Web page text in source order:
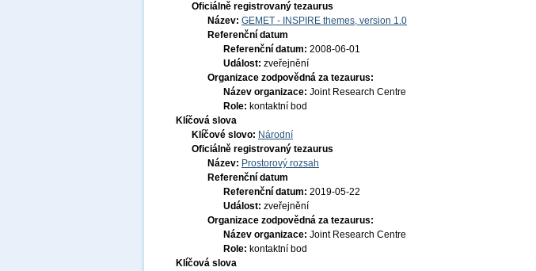
Oficiálně registrovaný tezaurus
Název: GEMET - INSPIRE themes, version 1.0
Referenční datum
Referenční datum: 2008-06-01
Událost: zveřejnění
Organizace zodpovědná za tezaurus:
Název organizace: Joint Research Centre
Role: kontaktní bod
Klíčová slova
Klíčové slovo: Národní
Oficiálně registrovaný tezaurus
Název: Prostorový rozsah
Referenční datum
Referenční datum: 2019-05-22
Událost: zveřejnění
Organizace zodpovědná za tezaurus:
Název organizace: Joint Research Centre
Role: kontaktní bod
Klíčová slova